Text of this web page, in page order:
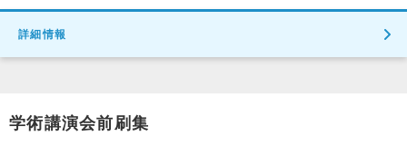
詳細情報
学術講演会前刷集